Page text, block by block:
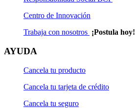
Centro de Innovación
Trabaja con nosotros ¡Postula hoy!
AYUDA
Cancela tu producto
Cancela tu tarjeta de crédito
Cancela tu seguro